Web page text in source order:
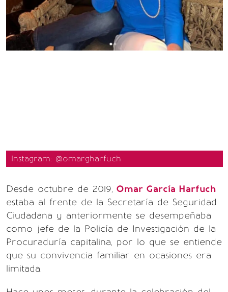
Instagram: @omargharfuch
Desde octubre de 2019, Omar García Harfuch
estaba al frente de la Secretaría de Seguridad
Ciudadana y anteriormente se desempeñaba
como jefe de la Policía de Investigación de la
Procuraduría capitalina, por lo que se entiende
que su convivencia familiar en ocasiones era
limitada.